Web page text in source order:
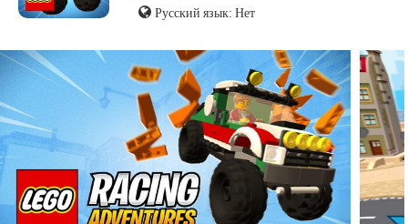
Русский язык: Нет